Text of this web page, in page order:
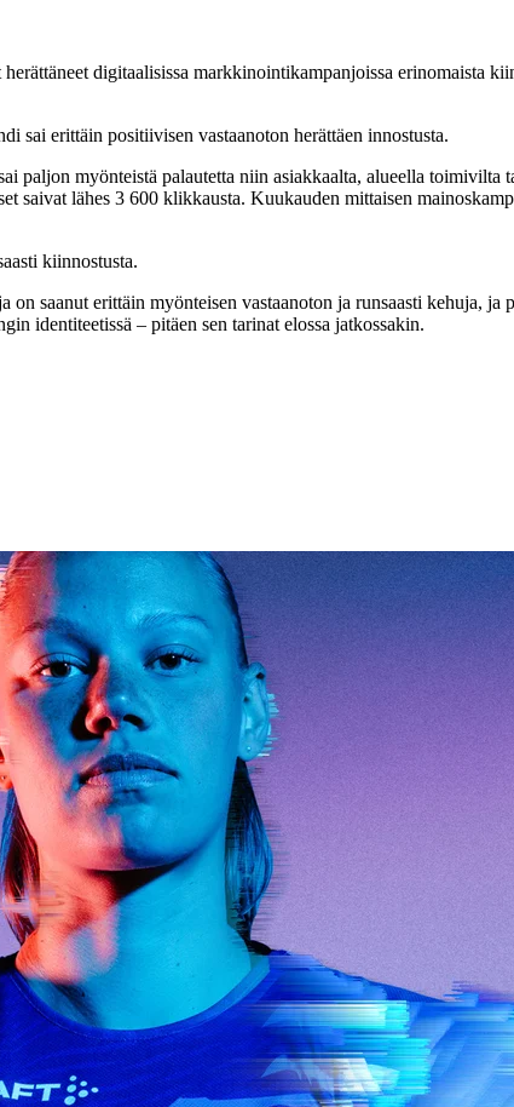
digitaalisissa markkinointikampanjoissa erinomaista
sai erittäin positiivisen vastaanoton herättäen innostusta.
myönteistä palautetta niin asiakkaalta, alueella toimivilta
saivat lähes 3 600 klikkausta. Kuukauden mittaisen
kiinnostusta.
saanut erittäin myönteisen vastaanoton ja runsaasti kehuja, ja
identiteetissä – pitäen sen tarinat elossa jatkossakin.